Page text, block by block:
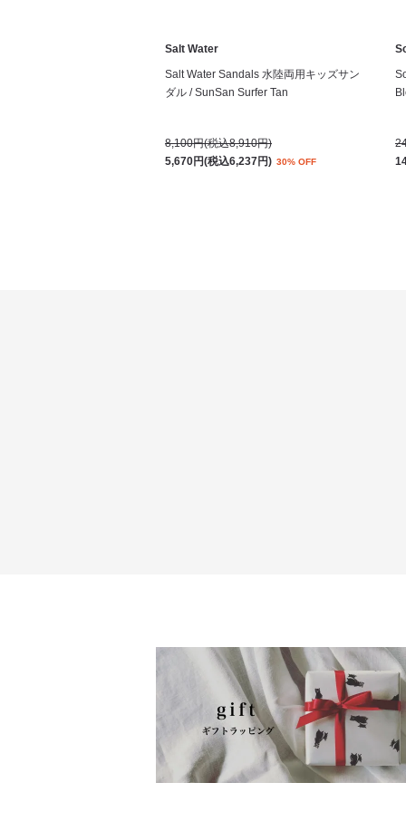
Salt Water
Salt Water Sandals 水陸両用キッズサン
ダル / SunSan Surfer Tan
8,100円(税込8,910円)
5,670円(税込6,237円) 30% OFF